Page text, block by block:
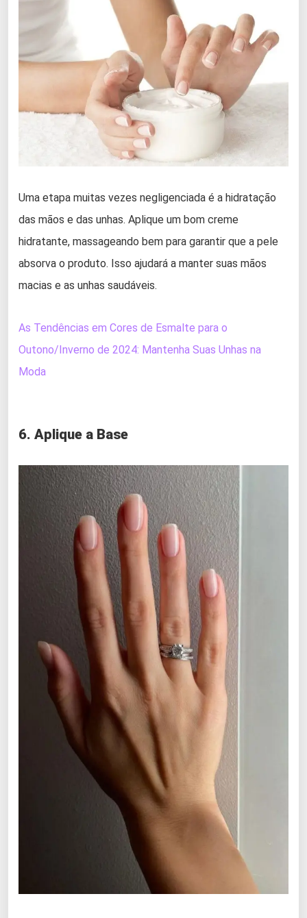
Uma etapa muitas vezes negligenciada é a hidratação
das mãos e das unhas. Aplique um bom creme
hidratante, massageando bem para garantir que a pele
absorva o produto. Isso ajudará a manter suas mãos
macias e as unhas saudáveis.
As Tendências em Cores de Esmalte para o
Outono/Inverno de 2024: Mantenha Suas Unhas na
Moda
6. Aplique a Base